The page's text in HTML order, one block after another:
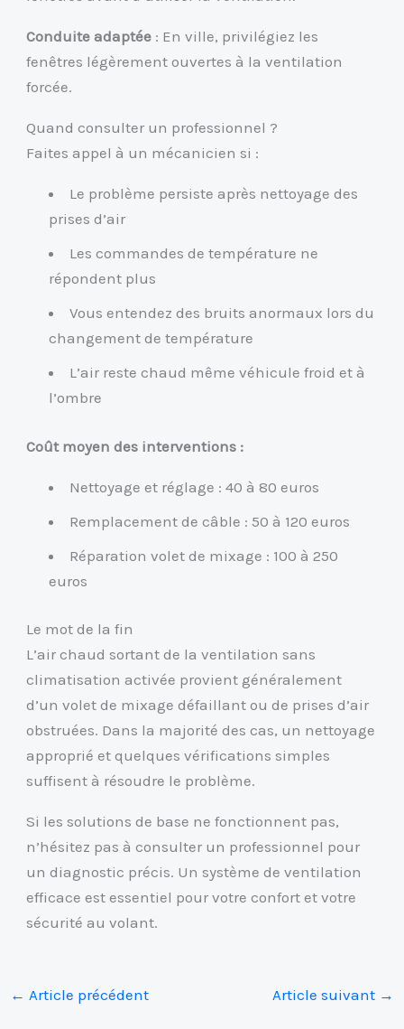
Conduite adaptée : En ville, privilégiez les
fenêtres légèrement ouvertes à la ventilation
forcée.
Quand consulter un professionnel ?
Faites appel à un mécanicien si :
Le problème persiste après nettoyage des
prises d’air
Les commandes de température ne
répondent plus
Vous entendez des bruits anormaux lors du
changement de température
L’air reste chaud même véhicule froid et à
l’ombre
Coût moyen des interventions :
Nettoyage et réglage : 40 à 80 euros
Remplacement de câble : 50 à 120 euros
Réparation volet de mixage : 100 à 250
euros
Le mot de la fin
L’air chaud sortant de la ventilation sans
climatisation activée provient généralement
d’un volet de mixage défaillant ou de prises d’air
obstruées. Dans la majorité des cas, un nettoyage
approprié et quelques vérifications simples
suffisent à résoudre le problème.
Si les solutions de base ne fonctionnent pas,
n’hésitez pas à consulter un professionnel pour
un diagnostic précis. Un système de ventilation
efficace est essentiel pour votre confort et votre
sécurité au volant.
← Article précédent Article suivant →